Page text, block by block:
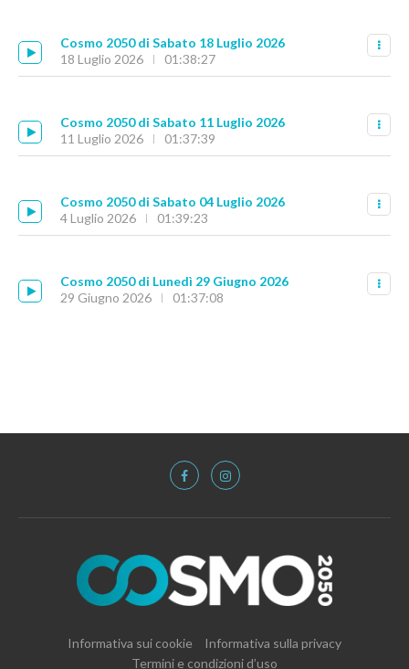
Cosmo 2050 di Sabato 18 Luglio 2026
18 Luglio 2026
01:38:27
Cosmo 2050 di Sabato 11 Luglio 2026
11 Luglio 2026
01:37:39
Cosmo 2050 di Sabato 04 Luglio 2026
4 Luglio 2026
01:39:23
Cosmo 2050 di Lunedì 29 Giugno 2026
29 Giugno 2026
01:37:08
Informativa sui cookie
Informativa sulla privacy
Termini e condizioni d’uso